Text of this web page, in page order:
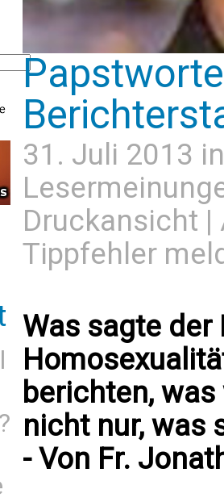
31. Juli 2013
Druckansicht |
Tippfehler
Was sagte
berichten,
nicht nur, was
- Von Fr.